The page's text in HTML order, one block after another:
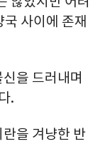
사이에 존재
을 드러내며
.
을 겨냥한 반